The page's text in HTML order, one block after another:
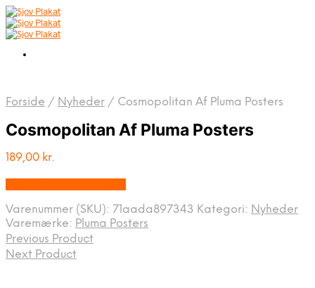
Forside / Nyheder / Cosmopolitan Af Pluma Posters
Cosmopolitan Af Pluma Posters
189,00 kr.
Varenummer (SKU): 71aada897343 Kategori: Nyheder
Varemærke: Pluma Posters
Previous Product
Next Product